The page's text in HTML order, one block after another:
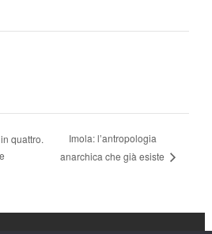
quattro.
Imola: l’antropologia
anarchica che già esiste